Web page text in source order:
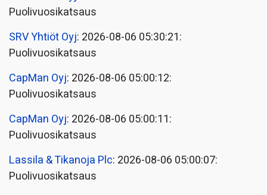
Puolivuosikatsaus
SRV Yhtiöt Oyj: 2026-08-06 05:30:21:
Puolivuosikatsaus
CapMan Oyj: 2026-08-06 05:00:12:
Puolivuosikatsaus
CapMan Oyj: 2026-08-06 05:00:11:
Puolivuosikatsaus
Lassila & Tikanoja Plc: 2026-08-06 05:00:07:
Puolivuosikatsaus